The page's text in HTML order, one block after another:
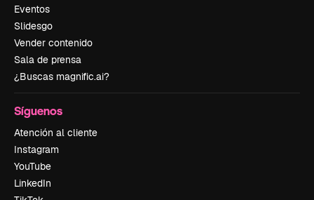
Eventos
Slidesgo
Vender contenido
Sala de prensa
¿Buscas magnific.ai?
Síguenos
Atención al cliente
Instagram
YouTube
LinkedIn